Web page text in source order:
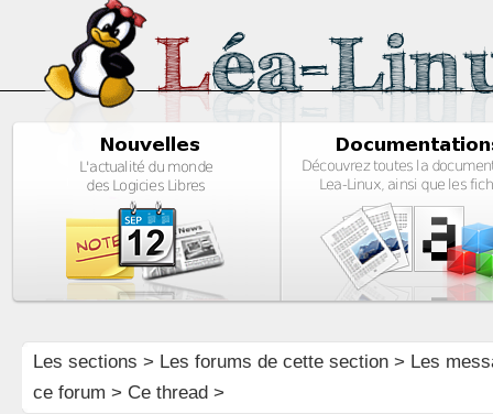
Les sections > Les forums de cette section> Les
ce forum > Ce thread >